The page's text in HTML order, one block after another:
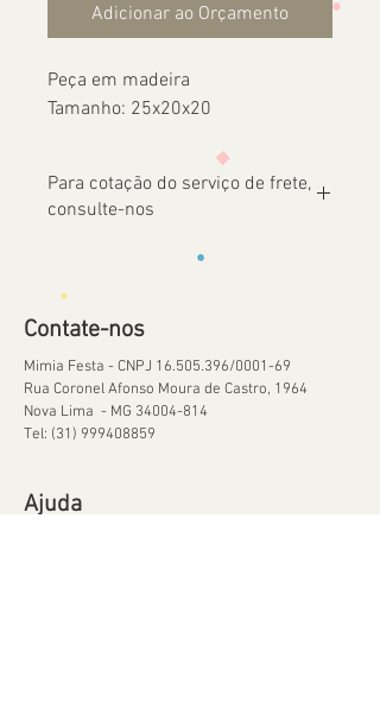
Adicionar ao Orçamento
Peça em madeira
Tamanho: 25x20x20
Para cotação do serviço de frete,
consulte-nos
Contate-nos
Mimia Festa - CNPJ 16.505.396/0001-69
Rua Coronel Afonso Moura de Castro, 1964
Nova Lima - MG 34004-814
Tel: (31) 999408859
Ajuda